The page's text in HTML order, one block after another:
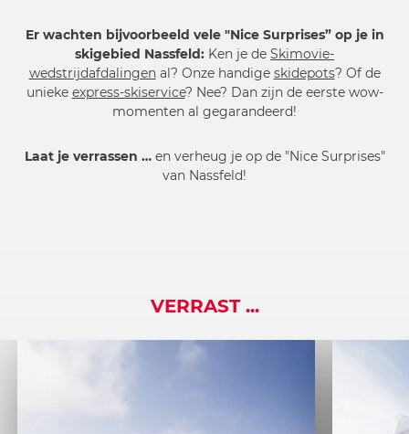
Er wachten bijvoorbeeld vele "Nice Surprises” op je in
skigebied Nassfeld: Ken je de Skimovie-
wedstrijdafdalingenal? Onze handige skidepots? Of de
unieke express-skiservice? Nee? Dan zijn de eerste wow-
momenten al gegarandeerd!
Laat je verrassen … en verheug je op de "Nice Surprises"
van Nassfeld!
VERRAST ...